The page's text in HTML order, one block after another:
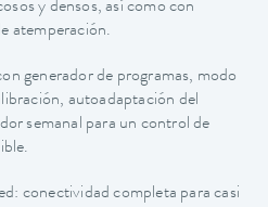
y densos, así como con
atemperación.
generador de programas, modo
autoadaptación del
semanal para un control de
conectividad completa para casi